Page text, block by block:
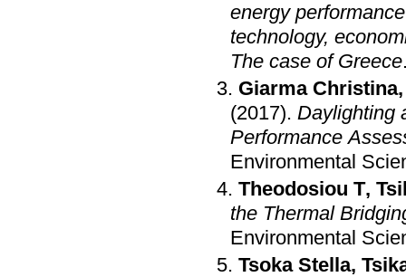
energy
technology,
The case of Greece
Giarma Christina
(2017). Daylighting
Performance
Environmental
Theodosiou T,
the Thermal
Environmental
Tsoka Stella,